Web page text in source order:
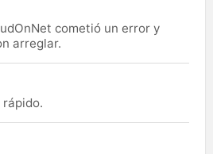
cometió un error y
arreglar.
rápido.